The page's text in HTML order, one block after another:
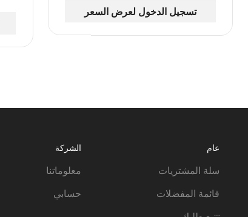
تسجيل الدخول لعرض السعر
عام
سلة المشتريات
قائمة المفضلات
الشركة
معلوماتنا
حسابي